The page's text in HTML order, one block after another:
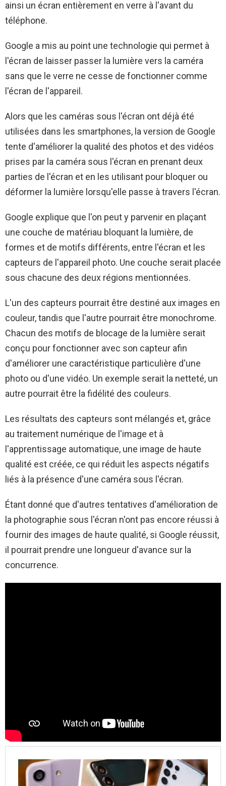
ainsi un écran entièrement en verre à l'avant du
téléphone.
Google a mis au point une technologie qui permet à
l'écran de laisser passer la lumière vers la caméra
sans que le verre ne cesse de fonctionner comme
l'écran de l'appareil.
Alors que les caméras sous l'écran ont déjà été
utilisées dans les smartphones, la version de Google
tente d'améliorer la qualité des photos et des vidéos
prises par la caméra sous l'écran en prenant deux
parties de l'écran et en les utilisant pour bloquer ou
déformer la lumière lorsqu'elle passe à travers l'écran.
Google explique que l'on peut y parvenir en plaçant
une couche de matériau bloquant la lumière, de
formes et de motifs différents, entre l'écran et les
capteurs de l'appareil photo. Une couche serait placée
sous chacune des deux régions mentionnées.
L'un des capteurs pourrait être destiné aux images en
couleur, tandis que l'autre pourrait être monochrome.
Chacun des motifs de blocage de la lumière serait
conçu pour fonctionner avec son capteur afin
d'améliorer une caractéristique particulière d'une
photo ou d'une vidéo. Un exemple serait la netteté, un
autre pourrait être la fidélité des couleurs.
Les résultats des capteurs sont mélangés et, grâce
au traitement numérique de l'image et à
l'apprentissage automatique, une image de haute
qualité est créée, ce qui réduit les aspects négatifs
liés à la présence d'une caméra sous l'écran.
Étant donné que d'autres tentatives d'amélioration de
la photographie sous l'écran n'ont pas encore réussi à
fournir des images de haute qualité, si Google réussit,
il pourrait prendre une longueur d'avance sur la
concurrence.